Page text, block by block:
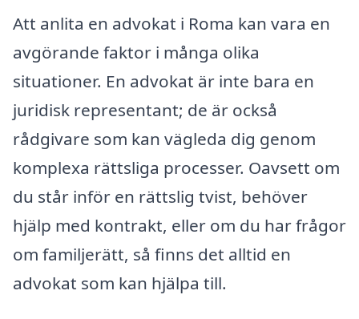
Att anlita en advokat i Roma kan vara en
avgörande faktor i många olika
situationer. En advokat är inte bara en
juridisk representant; de är också
rådgivare som kan vägleda dig genom
komplexa rättsliga processer. Oavsett om
du står inför en rättslig tvist, behöver
hjälp med kontrakt, eller om du har frågor
om familjerätt, så finns det alltid en
advokat som kan hjälpa till.